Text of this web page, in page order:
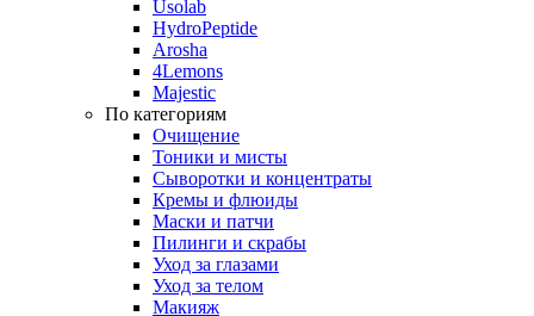
Usolab
HydroPeptide
Arosha
4Lemons
Majestic
По категориям
Очищение
Тоники и мисты
Сыворотки и концентраты
Кремы и флюиды
Маски и патчи
Пилинги и скрабы
Уход за глазами
Уход за телом
Макияж